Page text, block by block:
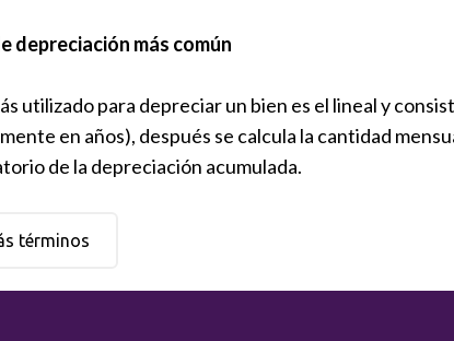
depreciación más común
utilizado para depreciar un bien es el lineal y
en años), después se calcula la cantidad
de la depreciación acumulada.
términos